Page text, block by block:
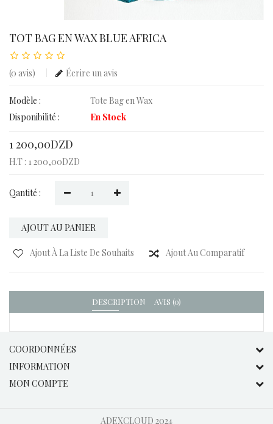
TOT BAG EN WAX BLUE AFRICA
(0 avis) Écrire un avis
Modèle :
Tote Bag en Wax
Disponibilité :
En Stock
1 200,00DZD
H.T : 1 200,00DZD
Qantité :
AJOUT AU PANIER
Ajout À La Liste De Souhaits Ajout Au Comparatif
DESCRIPTION AVIS (0)
COORDONNÉES
INFORMATION
MON COMPTE
ADEXCLOUD 2024